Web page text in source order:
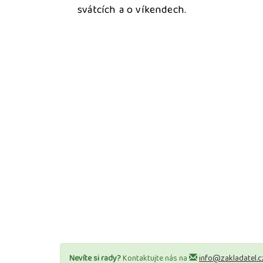
svátcích a o víkendech.
Nevíte si rady?Kontaktujte nás na